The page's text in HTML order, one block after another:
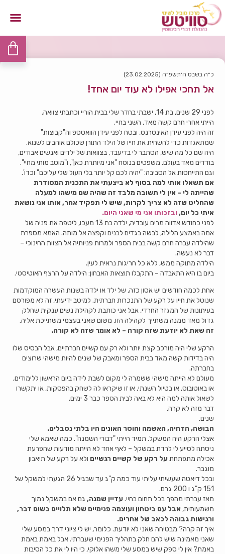
כ״ה בשבט ה׳תשפ״ה (23.02.2025)
אל תחכי אפילו לא עוד יום אחד!
לפני 29 שנים, בת 14, ישבתי בחדר שלי בבית הוריי וכתבתי צוואה.
הייתי אחרי חרם קשה מאד, השני בחיי.
זה היה לפני עידן האינטרנט, ובטח לפני עידן הוואטספ וה"קבוצות"
שמתאגדות כדי להשחית את חייו של הילד התורן שכולם אוהבים לשנוא.
היה שם כל מה שיש, הסתבר לי בדיעבד, בצוואות של ילדים ואנשים אבודים,
בודדים מאד בעולם. משפטים בנוסח "אני מיותרת כאן", ו"מוטב מותי מחיי".
וגם התייחסות אל הסביבה: "יהיה לכם קל יותר בלי העול שלי עליכם" וכדו'.
אם תשאלו אותי למה בסוף לא ביצעתי את התכנית המסודרת
שהייתה לי – אין לי תשובה מלבד זה שהיה שם מישהו למעלה
שהחליט שזה לא צריך לקרות, שיש לי תפקיד אחר, אותו אני נושאת
איתי כל יום, ובזכותו אני מי שאני היום.
לפני כחודש אדווה מרים עובדיה, ילדה בת 13 מעכו, ליטפה את פניה של
אמה באמצע הלילה, לבשה בגדים לבנים וקפצה אל מותה. האמא מספרת
שהילדה עברה חרם קשה בבית הספר ולמרות פניותיה אל הצוות החינוכי –
דבר לא נעשה.
הילדה מתוקה ממש, ללא כל חריגות נראית לעין.
ביום בו היא התאבדה – התקבלו תוצאות האבחון: הילדה על הרצף האוטיסטי.
אחת לכמה חודשים יש אסון כזה, של ילד או ילדה בשנות העשרה המוקדמות
שנוטל את חייו על רקע של התנכרות חברתית. למיטב ידיעתי, זה לא מפורסם
בעיתונות של המגזר החרדי, אבל אני כותבת לקהילת נשים ענקית שחלק
גדול מאד ממנה משתייך לקהילה הזו, משום שאני בעצמי משתייכת אליה.
זה שאת לא יודעת שזה קורה – לא אומר שזה לא קורה.
הרקע שלי היה מורכב קצת יותר ולא רק עם קשיים חברתיים, אבל הבסיס שלו
היה בדידות קשה מאד בבית הספר ומאבק של שנים להיות מישהי שרוצים
בחברתה.
מעולם לא הייתה מישהי ששמרה לי מקום לשבת לידה ביום הראשון ללימודים,
או באוטובוס, או בטיול השנתי, או זו שיקראו לה לשחק בהפסקות, או יתקשרו
לשאול אותה למה היא לא באה לבית הספר כבר 3 ימים.
דבר מזה לא קרה.
שנים.
הבושה, הדחיה, האשמה וחוסר האונים היו בלתי נסבלים.
אצלי הרקע היה המשקל. תמיד הייתי "דבורי השמנה". כמה שאמא שלי
ניסתה לסייע לי לרדת במשקל – לאף אחד לא הייתה מודעות שהפרעת
אכילה מתפתחת על רקע של קשיים רגשיים ולא על רקע של תיאבון
מוגבר.
ובכל דיאטה שעשיתי עליתי עוד כמה ק"ג עד שבגיל 26 הגעתי למשקל של
151 ק"ג ו 200 גרם.
מאז עברתי מהפך בכל תחום בחיי. עדיין שמנה, גם אם במשקל נמוך
משמעותית, אבל עם ביטחון ועוצמה פנימיים שלא תלויים בשום דבר,
ורגישות גבוהה לכאב של אחרים.
איך זה קרה? מבטיחה שאני לא יודעת. כלומר, יש לי ציוני דרך במסע שלי
שאני מאמינה שיש להם חלק בתהליך הפנימי שעברתי. אבל באמת באמת
באמת? אין לי ספק שיש במסע שלי משהו אלוקי, כי היו לי את כל הסיבות